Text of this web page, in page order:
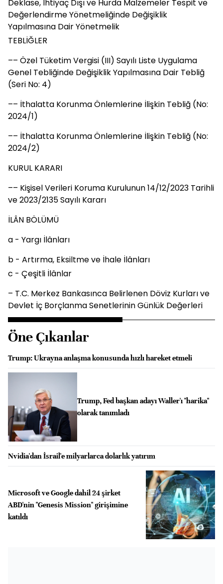
Deklase, İhtiyaç Dışı ve Hurda Malzemeler Tespit ve
Değerlendirme Yönetmeliğinde Değişiklik
Yapılmasına Dair Yönetmelik
TEBLİĞLER
–– Özel Tüketim Vergisi (III) Sayılı Liste Uygulama
Genel Tebliğinde Değişiklik Yapılmasına Dair Tebliğ
(Seri No: 4)
–– İthalatta Korunma Önlemlerine İlişkin Tebliğ (No:
2024/1)
–– İthalatta Korunma Önlemlerine İlişkin Tebliğ (No:
2024/2)
KURUL KARARI
–– Kişisel Verileri Koruma Kurulunun 14/12/2023 Tarihli
ve 2023/2135 Sayılı Kararı
İLÂN BÖLÜMÜ
a - Yargı İlânları
b - Artırma, Eksiltme ve İhale İlânları
c - Çeşitli İlânlar
– T.C. Merkez Bankasınca Belirlenen Döviz Kurları ve
Devlet İç Borçlanma Senetlerinin Günlük Değerleri
Öne Çıkanlar
Trump: Ukrayna anlaşma konusunda hızlı hareket etmeli
Trump, Fed başkan adayı Waller'ı "harika"
olarak tanımladı
Nvidia'dan İsrail'e milyarlarca dolarlık yatırım
Microsoft ve Google dahil 24 şirket
ABD'nin "Genesis Mission" girişimine
katıldı